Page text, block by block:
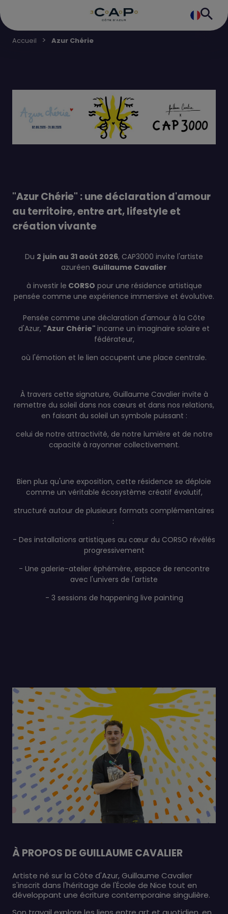
Accueil Azur Chérie
"Azur Chérie" : une déclaration d'amour
au territoire, entre art, lifestyle et
création vivante
Du 2 juin au 31 août 2026, CAP3000 invite l'artiste
azuréen Guillaume Cavalier
à investir le CORSO pour une résidence artistique
pensée comme une expérience immersive et évolutive.
Pensée comme une déclaration d'amour à la Côte
d'Azur, "Azur Chérie" incarne un imaginaire solaire et
fédérateur,
où l'émotion et le lien occupent une place centrale.
À travers cette signature, Guillaume Cavalier invite à
remettre du soleil dans nos cœurs et dans nos relations,
en faisant du soleil un symbole puissant :
celui de notre attractivité, de notre lumière et de notre
capacité à rayonner collectivement.
Bien plus qu'une exposition, cette résidence se déploie
comme un véritable écosystème créatif évolutif,
structuré autour de plusieurs formats complémentaires
:
- Des installations artistiques au cœur du CORSO révélés
progressivement
- Une galerie-atelier éphémère, espace de rencontre
avec l'univers de l'artiste
- 3 sessions de happening live painting
À PROPOS DE GUILLAUME CAVALIER
Artiste né sur la Côte d'Azur, Guillaume Cavalier
s'inscrit dans l'héritage de l'École de Nice tout en
développant une écriture contemporaine singulière.